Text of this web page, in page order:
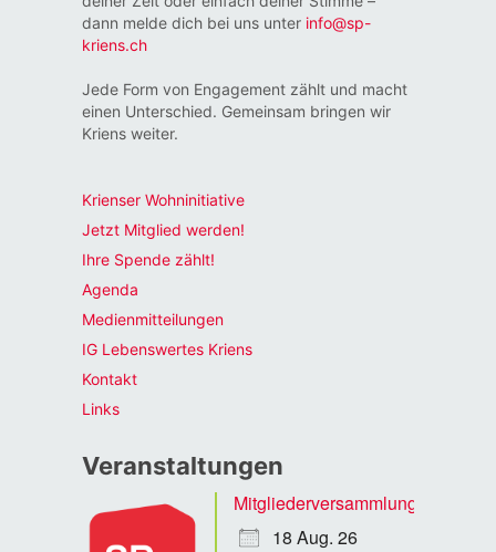
dann melde dich bei uns unter info@sp-
kriens.ch
Jede Form von Engagement zählt und macht
einen Unterschied. Gemeinsam bringen wir
Kriens weiter.
Krienser Wohninitiative
Jetzt Mitglied werden!
Ihre Spende zählt!
Agenda
Medienmitteilungen
IG Lebenswertes Kriens
Kontakt
Links
Veranstaltungen
Mitgliederversammlung
18 Aug. 26